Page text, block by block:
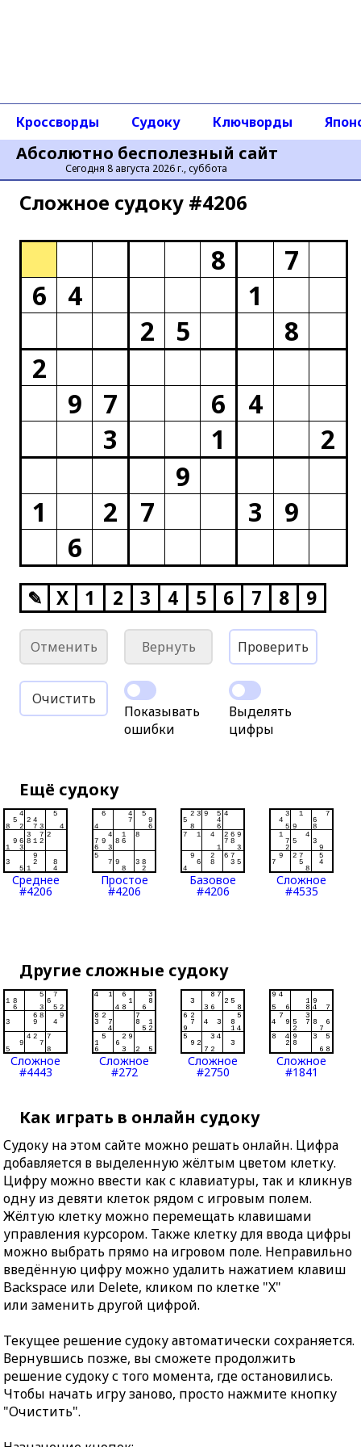
Абсолютно бесполезный сайт
Сегодня 8 августа 2026 г., суббота
Кроссворды Судоку Ключворды
Сложное cудоку #4206
8
7
6
4
1
2
5
8
2
9
7 6
4
3
1
2
9
1
2 7 3
9
6
✎ X 1 2 3 4 5 6 7 8 9
Отменить Вернуть Проверить
Очистить
Показывать
ошибки
Выделять
цифры
Ещё судоку
Среднее
#4206
Простое
#4206
Базовое
#4206
Сложное
#4535
Другие сложные судоку
Сложное
#4443
Сложное
#272
Сложное
#2750
Сложное
#1841
Как играть в онлайн судоку
Судоку на этом сайте можно решать онлайн. Цифра
добавляется в выделенную жёлтым цветом клетку.
Цифру можно ввести как с клавиатуры, так и кликнув
одну из девяти клеток рядом с игровым полем.
Жёлтую клетку можно перемещать клавишами
управления курсором. Также клетку для ввода цифры
можно выбрать прямо на игровом поле. Неправильно
введённую цифру можно удалить нажатием клавиш
Backspace или Delete, кликом по клетке "X"
или заменить другой цифрой.
Текущее решение судоку автоматически сохраняется.
Вернувшись позже, вы сможете продолжить
решение судоку с того момента, где остановились.
Чтобы начать игру заново, просто нажмите кнопку
"Очистить".